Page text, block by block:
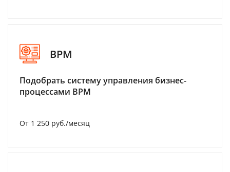
BPM
Подобрать систему управления бизнес-
процессами BPM
От 1 250 руб./месяц